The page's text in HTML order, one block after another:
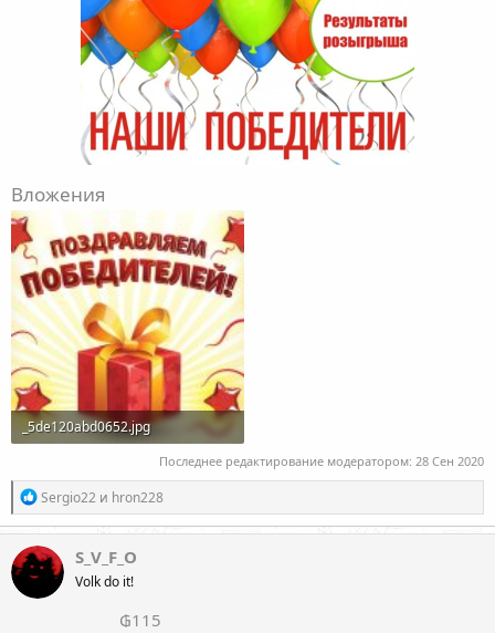
Вложения
_5de120abd0652.jpg
144.5 KB · Просмотры: 20Последнее редактирование модератором: 28 Сен 2020
Р
е
а
к
ц
и
Sergio22 и hron228
S_V_F_O
Volk do it!
₲115